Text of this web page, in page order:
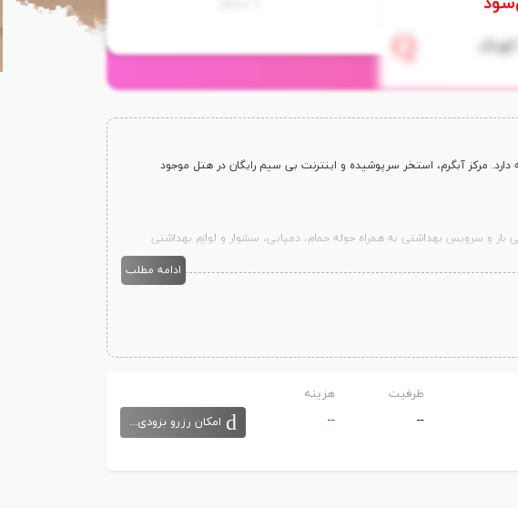
سیاه می باشد. دریاچه آرداگانی 50 متر تا هتل فاصله دارد. مرکز آبگرم، استخر سرپوشیده و اینترنت بی سیم رایگان در هتل موجود
بار و سرویس بهداشتی به همراه حوله حمام، دمپایی، سشوار و لوازم بهداشتی
ادامه مطلب
ظرفیت
--
هزینه
--
امکان رزرو بزودی...